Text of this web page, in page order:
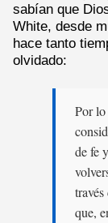
sabían que
White, desde
hace tanto
olvidado:
Por lo
de fe
que,